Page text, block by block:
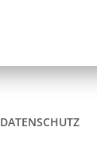
DATENSCHUTZ